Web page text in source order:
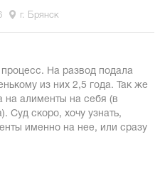
г. Брянск
На развод подала
из них 2,5 года. Так же
на алименты на себя (в
Суд скоро, хочу узнать,
именно на нее, или сразу